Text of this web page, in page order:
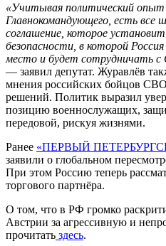
«Учитывая политический опыт
Главнокомандующего, есть все
соглашение, которое
безопасности, в которой
место и будет сотрудничать
— заявил депутат. Журавлёв
мнения российских бойцов
решений. Политик выразил
позицию военнослужащих,
передовой, рискуя жизнями.
Ранее «ПЕРВЫЙ
заявили о глобальном
При этом Россию теперь
торгового партнёра.
О том, что в РФ громко
Австрии за агрессивную и
прочитать здесь.